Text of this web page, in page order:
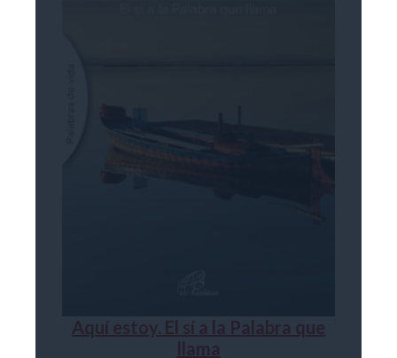
Aquí estoy. El sí a la Palabra que
llama